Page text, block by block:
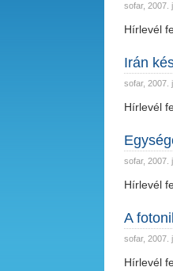
sofar, 2007.
Hírlevél
Irán
sofar, 2007.
Hírlevél
sofar, 2007.
Hírlevél
A
sofar, 2007.
Hírlevél